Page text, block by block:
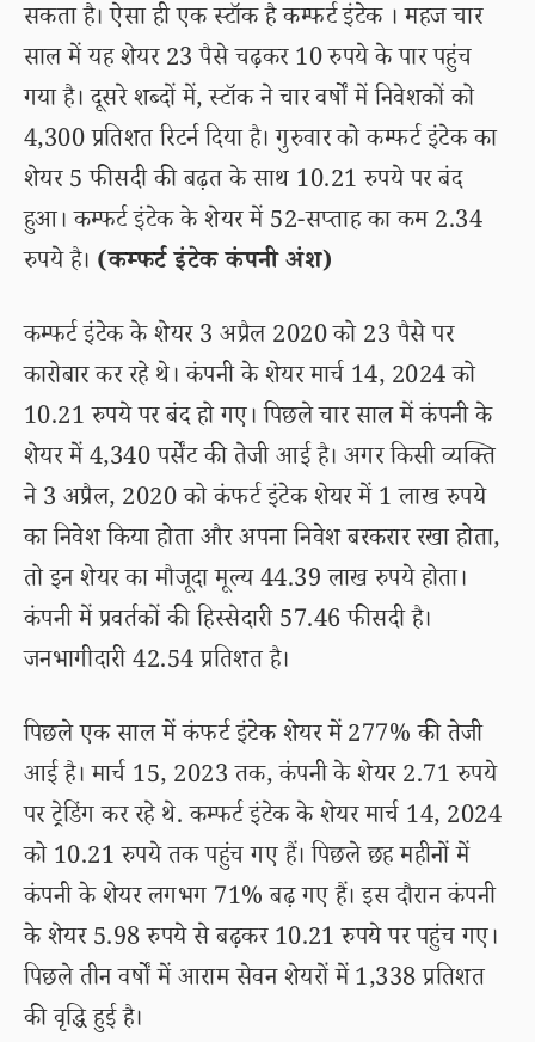
सकता है। ऐसा ही एक स्टॉक है कम्फर्ट इंटेक । महज चार
साल में यह शेयर 23 पैसे चढ़कर 10 रुपये के पार पहुंच
गया है। दूसरे शब्दों में, स्टॉक ने चार वर्षों में निवेशकों को
4,300 प्रतिशत रिटर्न दिया है। गुरुवार को कम्फर्ट इंटेक का
शेयर 5 फीसदी की बढ़त के साथ 10.21 रुपये पर बंद
हुआ। कम्फर्ट इंटेक के शेयर में 52-सप्ताह का कम 2.34
रुपये है। (कम्फर्ट इंटेक कंपनी अंश)
कम्फर्ट इंटेक के शेयर 3 अप्रैल 2020 को 23 पैसे पर
कारोबार कर रहे थे। कंपनी के शेयर मार्च 14, 2024 को
10.21 रुपये पर बंद हो गए। पिछले चार साल में कंपनी के
शेयर में 4,340 पर्सेंट की तेजी आई है। अगर किसी व्यक्ति
ने 3 अप्रैल, 2020 को कंफर्ट इंटेक शेयर में 1 लाख रुपये
का निवेश किया होता और अपना निवेश बरकरार रखा होता,
तो इन शेयर का मौजूदा मूल्य 44.39 लाख रुपये होता।
कंपनी में प्रवर्तकों की हिस्सेदारी 57.46 फीसदी है।
जनभागीदारी 42.54 प्रतिशत है।
पिछले एक साल में कंफर्ट इंटेक शेयर में 277% की तेजी
आई है। मार्च 15, 2023 तक, कंपनी के शेयर 2.71 रुपये
पर ट्रेडिंग कर रहे थे. कम्फर्ट इंटेक के शेयर मार्च 14, 2024
को 10.21 रुपये तक पहुंच गए हैं। पिछले छह महीनों में
कंपनी के शेयर लगभग 71% बढ़ गए हैं। इस दौरान कंपनी
के शेयर 5.98 रुपये से बढ़कर 10.21 रुपये पर पहुंच गए।
पिछले तीन वर्षों में आराम सेवन शेयरों में 1,338 प्रतिशत
की वृद्धि हुई है।